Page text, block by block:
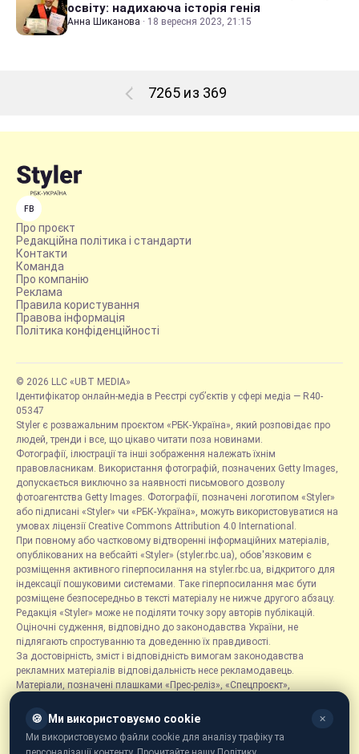
освіту: надихаюча історія генія
Анна Шиканова · 18 вересня 2023, 21:15
7265 из 369
FB
Про проєкт
Редакційна політика і стандарти
Контакти
Команда
Про компанію
Реклама
Правила користування
Правова інформація
Політика конфіденційності
© 2026 LLC «UBT MEDIA»
Ідентифікатор онлайн-медіа в Реєстрі суб’єктів у сфері медіа — R40-
05347
Styler є розважальним проєктом «РБК-Україна», який розповідає про
людей, тренди і все, що цікаво читати поза новинами.
Фотографії, ілюстрації та інші зображення належать їхнім
правовласникам. Використання фотографій, позначених Getty Images,
допускається виключно за наявності письмового дозволу
фотоагентства Getty Images. Фотографії, позначені логотипом «Styler»
або підписані «Styler» чи «РБК-Україна», можуть використовуватися на
умовах ліцензії Creative Commons Attribution 4.0 International.
При повному або частковому відтворенні інформаційних матеріалів,
опублікованих на вебсайті «Styler» (styler.rbc.ua), обов'язковим є
розміщення активного гіперпосилання на styler.rbc.ua, відкритого для
індексації пошуковими системами. Таке гіперпосилання має бути
розміщене безпосередньо в тексті матеріалу не нижче другого абзацу.
Редакція «Styler» може не поділяти точку зору авторів публікацій.
Оціночні судження, відповідно до законодавства України, не
підлягають спростуванню та доведенню їх правдивості.
За достовірність, зміст і відповідність вимогам законодавства
рекламних матеріалів відповідальність несе рекламодавець.
Матеріали, позначені плашками «Прес-реліз», «Спецпроєкт»,
розміщуються на правах реклами.
Рубрика «Новини компаній» є інформаційним форматом, що містить
новини, повідомлення та оголошення, пов'язані з діяльністю
🍪 Ми використовуємо cookie ✕
Ми використовуємо файли cookie для аналізу трафіку та